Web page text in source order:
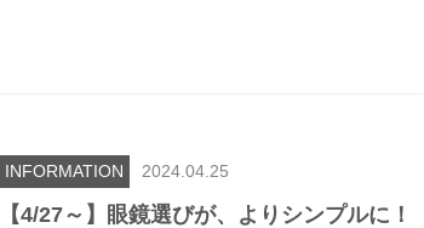
INFORMATION 2024.04.25
【4/27～】眼鏡選びが、よりシンプルに！